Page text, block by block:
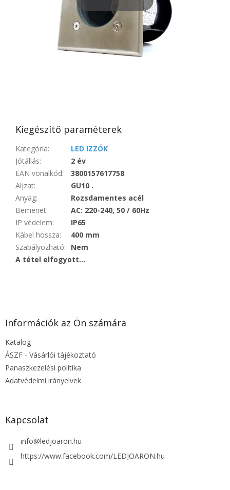
Kiegészítő paraméterek
Kategória:
LED IZZÓK
Jótállás:
2 év
EAN vonalkód:
3800157617758
Aljzat:
GU10 .
Anyag:
Rozsdamentes acél
Bemenet:
AC: 220-240, 50 / 60Hz
IP védelem:
IP65
Kábel hossza:
400 mm
Szabályozható:
Nem
A tétel elfogyott…
L
Információk az Ön számára
Katalog
ÁSZF - Vásárlói tájékoztató
Panaszkezelési politika
Adatvédelmi irányelvek
Kapcsolat
info@ledjoaron.hu
https://www.facebook.com/LEDJOARON.hu